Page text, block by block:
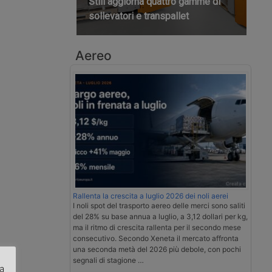
sollevatori e transpallet
Aereo
Rallenta la crescita a luglio 2026 dei noli aerei
I noli spot del trasporto aereo delle merci sono saliti
del 28% su base annua a luglio, a 3,12 dollari per kg,
ma il ritmo di crescita rallenta per il secondo mese
consecutivo. Secondo Xeneta il mercato affronta
una seconda metà del 2026 più debole, con pochi
segnali di stagione …